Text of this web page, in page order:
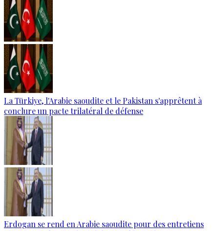
La Türkiye, l'Arabie saoudite et le Pakistan s'apprêtent à
conclure un pacte trilatéral de défense
Erdogan se rend en Arabie saoudite pour des entretiens